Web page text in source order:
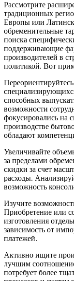
Рассмотрите
традиционных
Европы или
обременительные
поиска
поддерживающие
производителей в
политикой. Вот
способных
возможности
фокусировались на
производстве
обладают
Увеличивайте
за пределами
скидки за счет
расходы.
возможность
Изучите
Приобретение или
изготовления
зависимость от
платежей.
Активно ищите
лучшим
потребует более